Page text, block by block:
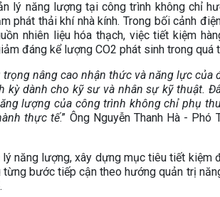
lý năng lượng tại công trình không chỉ
phát thải khí nhà kính. Trong bối cảnh
nhiên liệu hóa thạch, việc tiết kiệm
đáng kể lượng CO2 phát sinh trong quá
nâng cao nhận thức và năng lực của
kỳ dành cho kỹ sư và nhân sự kỹ thuật.
lượng của công trình không chỉ phụ
thực tế.” Ông Nguyễn Thanh Hà -
năng lượng, xây dựng mục tiêu tiết kiệm
từng bước tiếp cận theo hướng quản trị